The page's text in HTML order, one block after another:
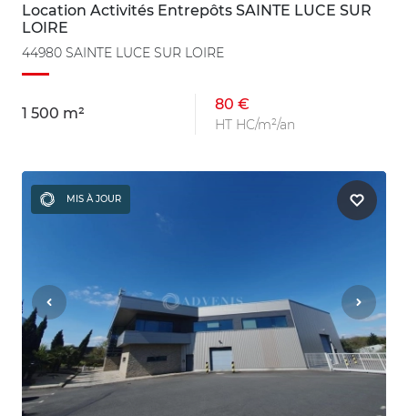
Location Activités Entrepôts SAINTE LUCE SUR
LOIRE
44980 SAINTE LUCE SUR LOIRE
1 500 m²
80 €
HT HC/m²/an
MIS À JOUR